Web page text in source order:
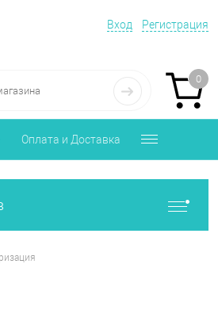
Вход Регистрация
0
Оплата и Доставка